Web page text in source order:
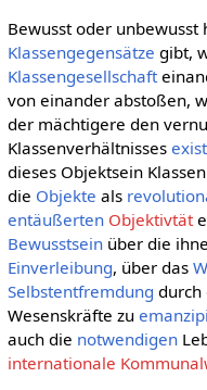
Bewusst oder unbewusst
Klassengegensätze gibt,
Klassengesellschaft
von einander abstoßen,
der mächtigere den
Klassenverhältnisses
dieses Objektsein
die Objekte als
entäußerten Objektivtät
Bewusstseinüber die
Einverleibung, über das
Selbstentfremdung durch
Wesenskräfte zu
auch die notwendigen
internationale